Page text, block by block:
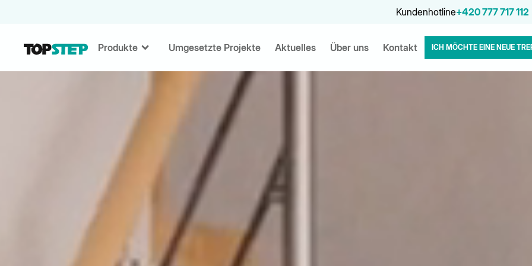
Kundenhotline+420 777 717 112
Produkte Umgesetzte Projekte Aktuelles Über uns Kontakt ICH MÖCHTE EINE NEUE